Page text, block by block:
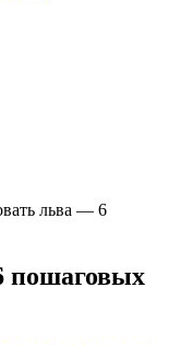
льва — 6
пошаговых